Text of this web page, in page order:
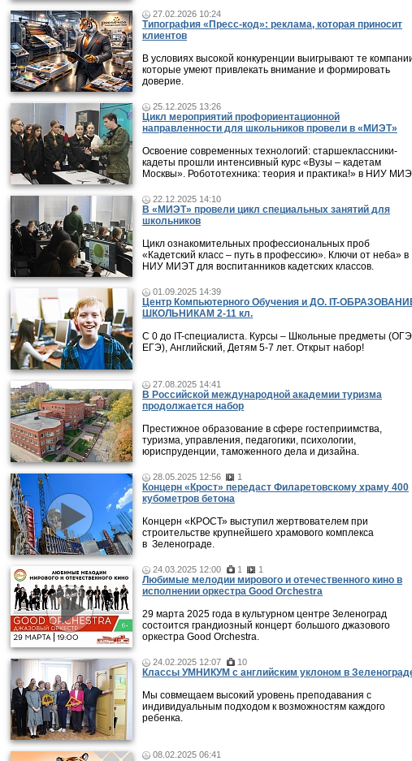
27.02.2026 10:24
Типография «Пресс-код»: реклама, которая приносит
клиентов
В условиях высокой конкуренции выигрывают те
которые умеют привлекать внимание и формировать
доверие.
25.12.2025 13:26
Цикл мероприятий профориентационной
направленности для школьников провели в «МИЭТ»
Освоение современных технологий: старшеклассники-
кадеты прошли интенсивный курс «Вузы – кадетам
Москвы». Робототехника: теория и практика!» в НИУ
22.12.2025 14:10
В «МИЭТ» провели цикл специальных занятий для
школьников
Цикл ознакомительных профессиональных проб
«Кадетский класс – путь в профессию». Ключи от неба» в
НИУ МИЭТ для воспитанников кадетских классов.
01.09.2025 14:39
Центр Компьютерного Обучения и ДО. IT-
ШКОЛЬНИКАМ 2-11 кл.
С 0 до IT-специалиста. Курсы – Школьные предметы
ЕГЭ), Английский, Детям 5-7 лет. Открыт набор!
27.08.2025 14:41
В Российской международной академии туризма
продолжается набор
Престижное образование в сфере гостеприимства,
туризма, управления, педагогики, психологии,
юриспруденции, таможенного дела и дизайна.
28.05.2025 12:56 1
Концерн «Крост» передаст Филаретовскому храму 400
кубометров бетона
Концерн «КРОСТ» выступил жертвователем при
строительстве крупнейшего храмового комплекса
в Зеленограде.
24.03.2025 12:00 1 1
Любимые мелодии мирового и отечественного кино в
исполнении оркестра Good Orchestra
29 марта 2025 года в культурном центре Зеленоград
состоится грандиозный концерт большого джазового
оркестра Good Orchestra.
24.02.2025 12:07 10
Классы УМНИКУМ с английским уклоном в
Мы совмещаем высокий уровень преподавания с
индивидуальным подходом к возможностям каждого
ребенка.
08.02.2025 06:41